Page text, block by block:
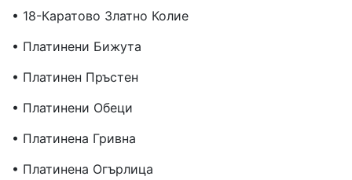
• 18-Каратово Златно Колие
• Платинени Бижута
• Платинен Пръстен
• Платинени Обеци
• Платинена Гривна
• Платинена Огърлица